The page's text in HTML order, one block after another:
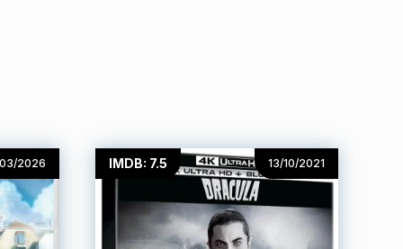
2026 IMDB: 7.5 13/10/2021